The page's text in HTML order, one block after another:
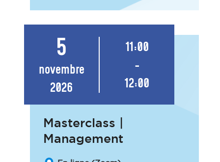
5
novembre
2026
11:00
-
12:00
Masterclass |
Management